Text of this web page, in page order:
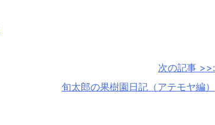
次の記事 >>:
旬太郎の果樹園日記（アテモヤ編）